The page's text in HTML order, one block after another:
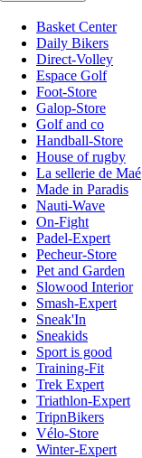
Basket Center
Daily Bikers
Direct-Volley
Espace Golf
Foot-Store
Galop-Store
Golf and co
Handball-Store
House of rugby
La sellerie de Maé
Made in Paradis
Nauti-Wave
On-Fight
Padel-Expert
Pecheur-Store
Pet and Garden
Slowood Interior
Smash-Expert
Sneak'In
Sneakids
Sport is good
Training-Fit
Trek Expert
Triathlon-Expert
TripnBikers
Vélo-Store
Winter-Expert